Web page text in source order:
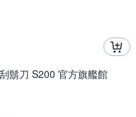
鬍刀 S200 官方旗艦館